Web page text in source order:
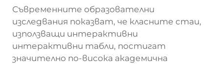
Съвременните образователни
изследвания показват, че класните стаи,
използващи интерактивни
интерактивни табли, постигат
значително по-висока академична